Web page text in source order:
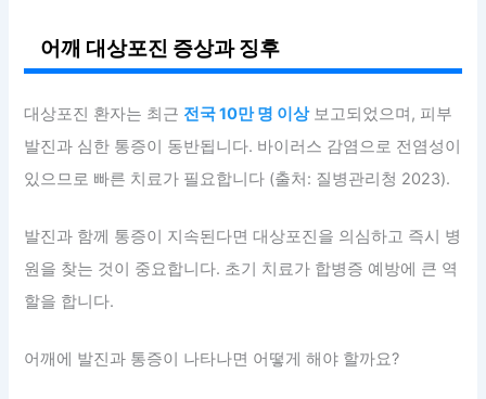
어깨 대상포진 증상과 징후
대상포진 환자는 최근 전국 10만 명 이상보고되었으며, 피부
발진과 심한 통증이 동반됩니다. 바이러스 감염으로 전염성이
있으므로 빠른 치료가 필요합니다 (출처: 질병관리청 2023).
발진과 함께 통증이 지속된다면 대상포진을 의심하고 즉시 병
원을 찾는 것이 중요합니다. 초기 치료가 합병증 예방에 큰 역
할을 합니다.
어깨에 발진과 통증이 나타나면 어떻게 해야 할까요?